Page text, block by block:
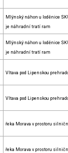
Mlýnský náhon u loděnice
je náhradní tratí ram
Mlýnský náhon u loděnice
je náhradní tratí ram
Vltava pod Lipenskou
Vltava pod Lipenskou
řeka Morava v prostoru
řeka Morava v prostoru